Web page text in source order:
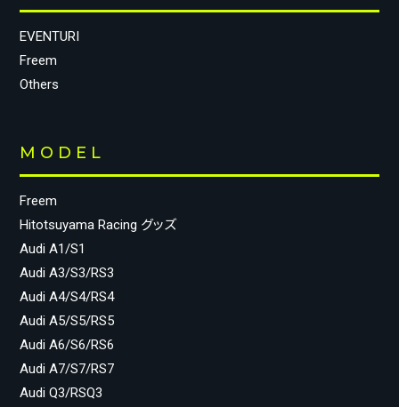
EVENTURI
Freem
Others
MODEL
Freem
Hitotsuyama Racing グッズ
Audi A1/S1
Audi A3/S3/RS3
Audi A4/S4/RS4
Audi A5/S5/RS5
Audi A6/S6/RS6
Audi A7/S7/RS7
Audi Q3/RSQ3